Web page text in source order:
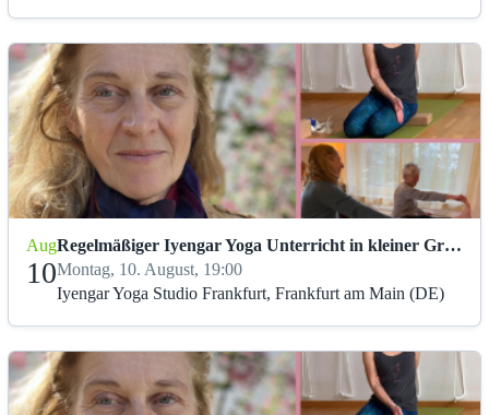
Aug
10
Regelmäßiger Iyengar Yoga Unterricht in kleiner Gruppe
Montag, 10. August, 19:00
Iyengar Yoga Studio Frankfurt, Frankfurt am Main (DE)